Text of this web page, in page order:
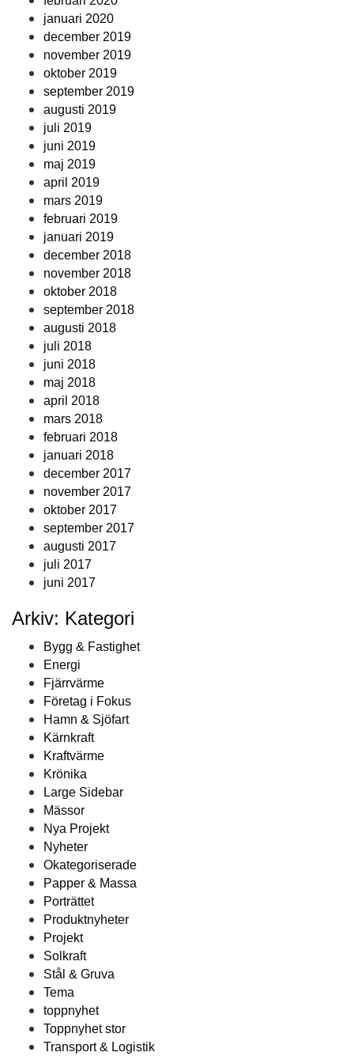
januari 2020
december 2019
november 2019
oktober 2019
september 2019
augusti 2019
juli 2019
juni 2019
maj 2019
april 2019
mars 2019
februari 2019
januari 2019
december 2018
november 2018
oktober 2018
september 2018
augusti 2018
juli 2018
juni 2018
maj 2018
april 2018
mars 2018
februari 2018
januari 2018
december 2017
november 2017
oktober 2017
september 2017
augusti 2017
juli 2017
juni 2017
Arkiv: Kategori
Bygg & Fastighet
Energi
Fjärrvärme
Företag i Fokus
Hamn & Sjöfart
Kärnkraft
Kraftvärme
Krönika
Large Sidebar
Mässor
Nya Projekt
Nyheter
Okategoriserade
Papper & Massa
Porträttet
Produktnyheter
Projekt
Solkraft
Stål & Gruva
Tema
toppnyhet
Toppnyhet stor
Transport & Logistik